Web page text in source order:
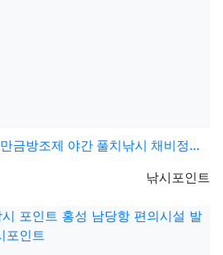
방조제 야간 풀치낚시 채비정보 및 조황정보
등록자
낚시포인트